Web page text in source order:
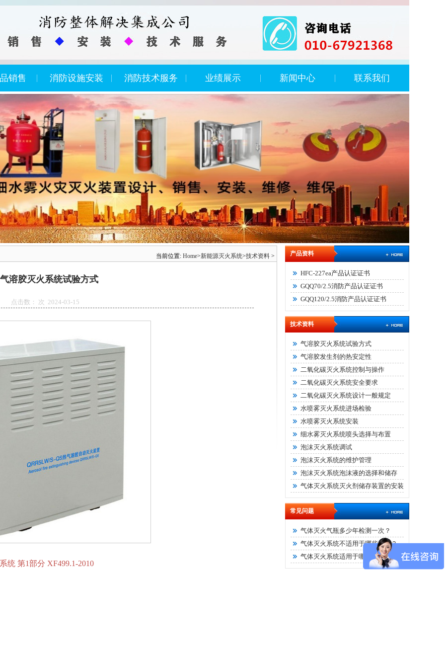
销售 消防设施安装 消防技术服务 业绩展示 新闻中心 联系我们
当前位置: Home>新能源灭火系统>技术资料 >
气溶胶灭火系统试验方式
点击数： 次 2024-03-15
统 第1部分 XF499.1-2010
产品资料
HFC-227ea产品认证证书
GQQ70/2.5消防产品认证证书
GQQ120/2.5消防产品认证证书
技术资料
气溶胶灭火系统试验方式
气溶胶发生剂的热安定性
二氧化碳灭火系统控制与操作
二氧化碳灭火系统安全要求
二氧化碳灭火系统设计一般规定
水喷雾灭火系统进场检验
水喷雾灭火系统安装
细水雾灭火系统喷头选择与布置
泡沫灭火系统调试
泡沫灭火系统的维护管理
泡沫灭火系统泡沫液的选择和储存
气体灭火系统灭火剂储存装置的安装
常见问题
气体灭火气瓶多少年检测一次？
气体灭火系统不适用于哪些灭火？
气体灭火系统适用于哪些灭火？